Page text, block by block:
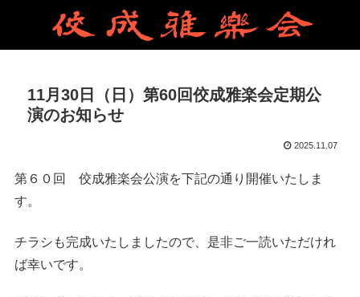
11月30日（日）第60回佼成雅楽会定期公
演のお知らせ
2025.11.07
第６０回 佼成雅楽会公演を下記の通り開催いたしま
す。
チラシも完成いたしましたので、是非ご一読いただけれ
ば幸いです。